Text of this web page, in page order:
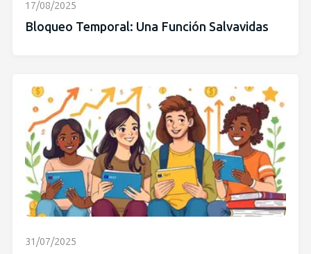
17/08/2025
Bloqueo Temporal: Una Función Salvavidas
31/07/2025